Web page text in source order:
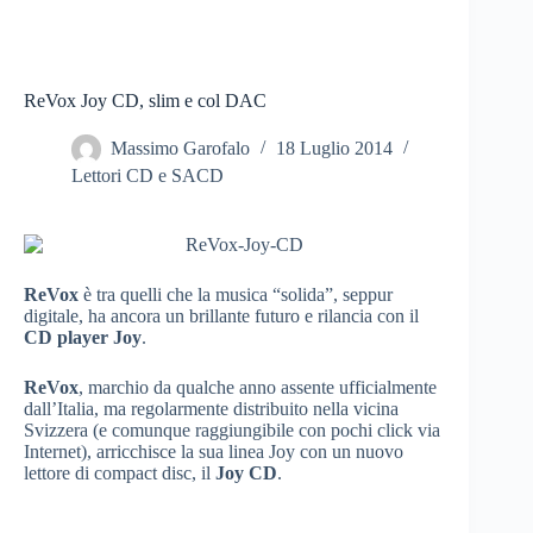
ReVox Joy CD, slim e col DAC
Massimo Garofalo
18 Luglio 2014
Lettori CD e SACD
ReVox è tra quelli che la musica “solida”, seppur
digitale, ha ancora un brillante futuro e rilancia con il
CD player Joy.
ReVox, marchio da qualche anno assente ufficialmente
dall’Italia, ma regolarmente distribuito nella vicina
Svizzera (e comunque raggiungibile con pochi click via
Internet), arricchisce la sua linea Joy con un nuovo
lettore di compact disc, il Joy CD.